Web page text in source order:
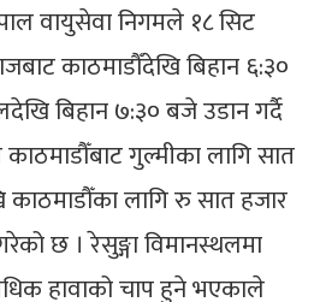
वायुसेवा निगमले १८ सिट
काठमाडौँदेखि बिहान ६:३०
बिहान ७:३० बजे उडान गर्दै
गुल्मीका लागि सात
लागि रु सात हजार
छ । रेसुङ्गा विमानस्थलमा
हावाको चाप हुने भएकाले